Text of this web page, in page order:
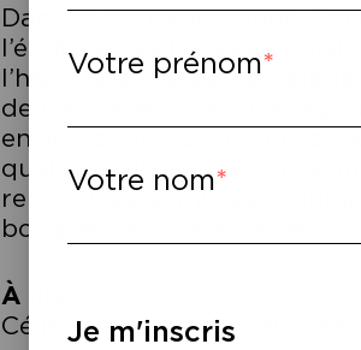
Dans ce nouveau roman,
l’écriture des lignes
l’histoire d’une petite
de transmission, et une
environs. On les suit une
quelques situations qui
rencontres, sombres ou
bouquet se forme, de fleurs
À lire
Célia Houdart,Les Fleurs
Votre prénom
Votre nom
Je m'inscris